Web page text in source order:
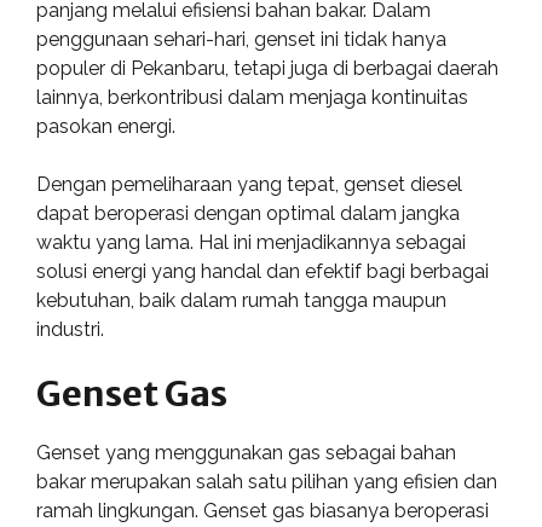
panjang melalui efisiensi bahan bakar. Dalam
penggunaan sehari-hari, genset ini tidak hanya
populer di Pekanbaru, tetapi juga di berbagai daerah
lainnya, berkontribusi dalam menjaga kontinuitas
pasokan energi.
Dengan pemeliharaan yang tepat, genset diesel
dapat beroperasi dengan optimal dalam jangka
waktu yang lama. Hal ini menjadikannya sebagai
solusi energi yang handal dan efektif bagi berbagai
kebutuhan, baik dalam rumah tangga maupun
industri.
Genset Gas
Genset yang menggunakan gas sebagai bahan
bakar merupakan salah satu pilihan yang efisien dan
ramah lingkungan. Genset gas biasanya beroperasi